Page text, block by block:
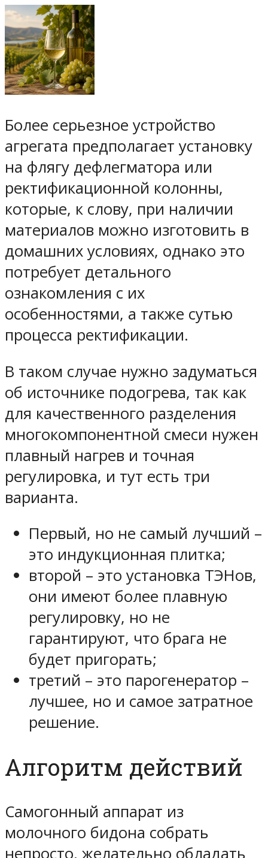
Более серьезное устройство
агрегата предполагает установку
на флягу дефлегматора или
ректификационной колонны,
которые, к слову, при наличии
материалов можно изготовить в
домашних условиях, однако это
потребует детального
ознакомления с их
особенностями, а также сутью
процесса ректификации.
В таком случае нужно задуматься
об источнике подогрева, так как
для качественного разделения
многокомпонентной смеси нужен
плавный нагрев и точная
регулировка, и тут есть три
варианта.
Первый, но не самый лучший –
это индукционная плитка;
второй – это установка ТЭНов,
они имеют более плавную
регулировку, но не
гарантируют, что брага не
будет пригорать;
третий – это парогенератор –
лучшее, но и самое затратное
решение.
Алгоритм действий
Самогонный аппарат из
молочного бидона собрать
непросто, желательно обладать